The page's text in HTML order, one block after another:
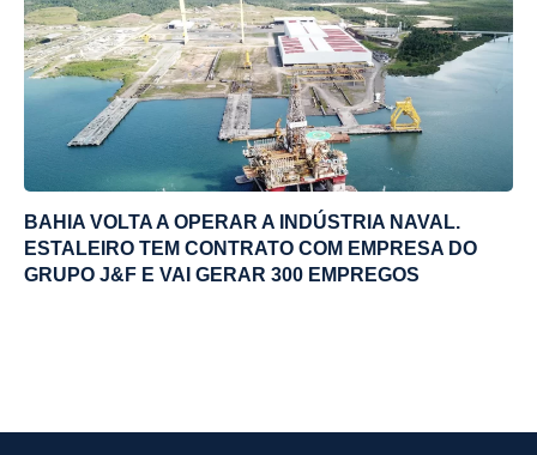
BAHIA VOLTA A OPERAR A INDÚSTRIA NAVAL.
ESTALEIRO TEM CONTRATO COM EMPRESA DO
GRUPO J&F E VAI GERAR 300 EMPREGOS